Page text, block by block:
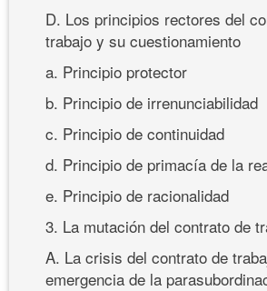
D. Los principios rectores del
trabajo y su cuestionamiento
a. Principio protector
b. Principio de irrenunciabilidad
c. Principio de continuidad
d. Principio de primacía de la
e. Principio de racionalidad
3. La mutación del contrato de
A. La crisis del contrato de
emergencia de la